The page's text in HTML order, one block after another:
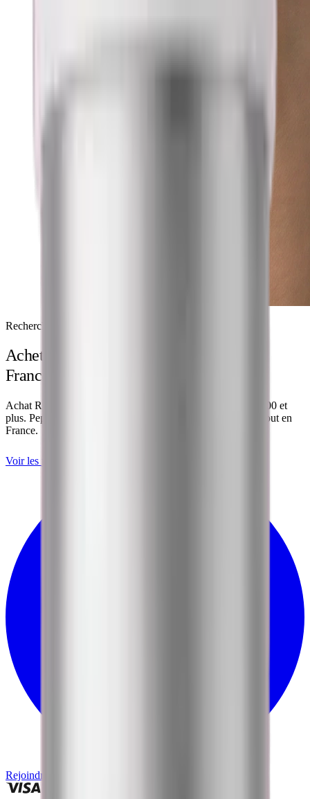
Recherche in vitro uniquement
Acheter des peptides
France
Achat Retatrutide (reta peptide), BPC-157, GHK-Cu, TB-500 et
plus. Peptides lyophilisés analysés en laboratoire, livrés partout en
France.
Voir les peptides
Rejoindre